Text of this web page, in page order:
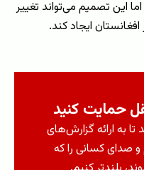
این تصمیم می‌تواند تغییر
ایجاد کند.
حمایت کنید
به ارائه گزارش‌های
صدای کسانی را که